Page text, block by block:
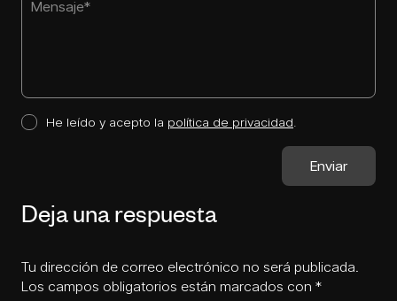
He leído y acepto la política de privacidad
Deja una respuesta
Tu dirección de correo electrónico no será publicada.
Los campos obligatorios están marcados con *